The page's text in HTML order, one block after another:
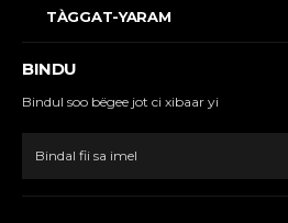
TÀGGAT-YARAM
BINDU
Bindul soo bëgee jot ci xibaar yi